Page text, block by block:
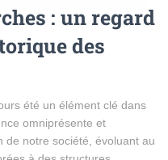
: un regard
des
été un élément clé dans
omniprésente et
de notre société, évoluant au